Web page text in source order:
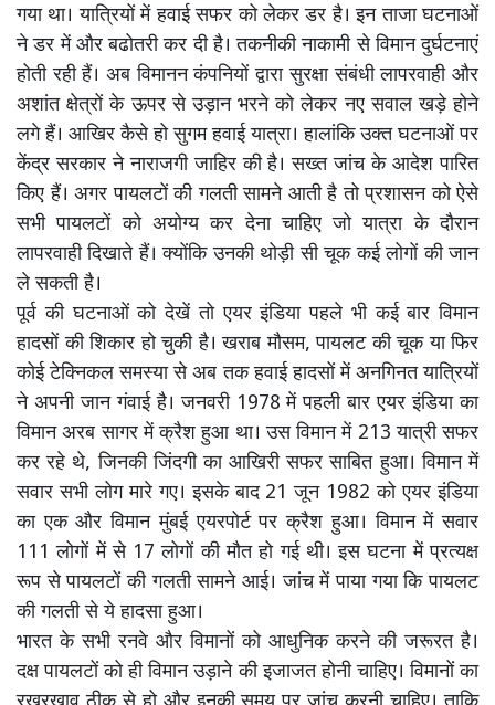
गया था। यात्रियों में हवाई सफर को लेकर डर है। इन ताजा घटनाओं
ने डर में और बढोतरी कर दी है। तकनीकी नाकामी से विमान दुर्घटनाएं
होती रही हैं। अब विमानन कंपनियों द्वारा सुरक्षा संबंधी लापरवाही और
अशांत क्षेत्रों के ऊपर से उड़ान भरने को लेकर नए सवाल खड़े होने
लगे हैं। आखिर कैसे हो सुगम हवाई यात्रा। हालांकि उक्त घटनाओं पर
केंद्र सरकार ने नाराजगी जाहिर की है। सख्त जांच के आदेश पारित
किए हैं। अगर पायलटों की गलती सामने आती है तो प्रशासन को ऐसे
सभी पायलटों को अयोग्य कर देना चाहिए जो यात्रा के दौरान
लापरवाही दिखाते हैं। क्योंकि उनकी थोड़ी सी चूक कई लोगों की जान
ले सकती है।
पूर्व की घटनाओं को देखें तो एयर इंडिया पहले भी कई बार विमान
हादसों की शिकार हो चुकी है। खराब मौसम, पायलट की चूक या फिर
कोई टेक्निकल समस्या से अब तक हवाई हादसों में अनगिनत यात्रियों
ने अपनी जान गंवाई है। जनवरी 1978 में पहली बार एयर इंडिया का
विमान अरब सागर में क्रैश हुआ था। उस विमान में 213 यात्री सफर
कर रहे थे, जिनकी जिंदगी का आखिरी सफर साबित हुआ। विमान में
सवार सभी लोग मारे गए। इसके बाद 21 जून 1982 को एयर इंडिया
का एक और विमान मुंबई एयरपोर्ट पर क्रैश हुआ। विमान में सवार
111 लोगों में से 17 लोगों की मौत हो गई थी। इस घटना में प्रत्यक्ष
रूप से पायलटों की गलती सामने आई। जांच में पाया गया कि पायलट
की गलती से ये हादसा हुआ।
भारत के सभी रनवे और विमानों को आधुनिक करने की जरूरत है।
दक्ष पायलटों को ही विमान उड़ाने की इजाजत होनी चाहिए। विमानों का